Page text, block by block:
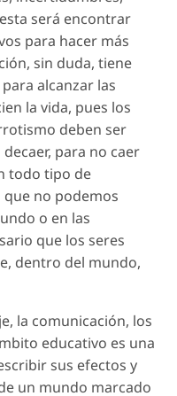
será encontrar
para hacer más
sin duda, tiene
alcanzar las
la vida, pues los
deben ser
para no caer
todo tipo de
que no podemos
o en las
que los seres
dentro del mundo,
la comunicación, los
educativo es una
sus efectos y
un mundo marcado